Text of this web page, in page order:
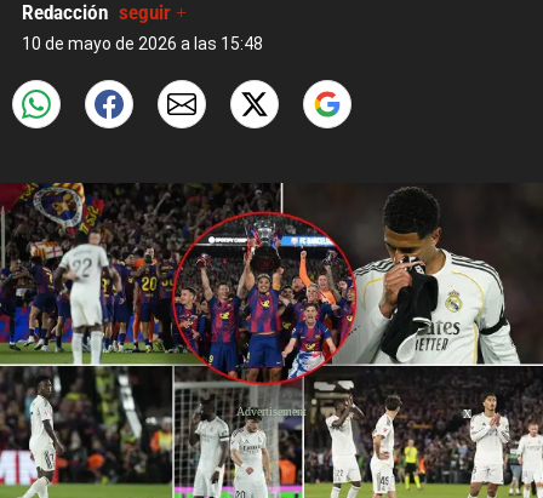
Redacción seguir +
10 de mayo de 2026 a las 15:48
X